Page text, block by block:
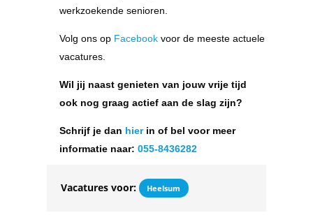
werkzoekende senioren.
Volg ons op Facebook voor de meeste actuele
vacatures.
Wil jij naast genieten van jouw vrije tijd
ook nog graag actief aan de slag zijn?
Schrijf je dan hierin of bel voor meer
informatie naar: 055-8436282
Vacatures voor: Heelsum